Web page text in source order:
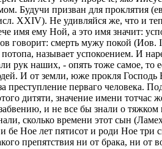
Будучи призван для проклятия
XXIV). Не удивляйся же, что и
имя ему Ной, а это имя значит:
говорит: смерть мужу покой
называет успокоением. И
рук наших, - опять тоже самое, то
И от земли, юже прокля Господь
перваго человека.
дитяти, значение имени
и не все бы знали о
сколько времени этот сын
бе Ное лет пятисот и роди Ное
препятствия ни от брака, ни от